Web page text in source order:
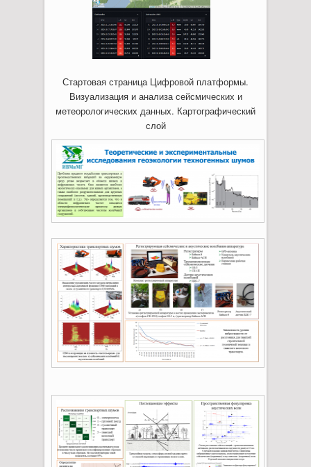
Стартовая страница Цифровой платформы.
Визуализация и анализа сейсмических и
метеорологических данных. Картографический
слой